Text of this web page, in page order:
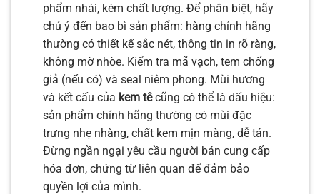
phẩm nhái, kém chất lượng. Để phân biệt, hãy
chú ý đến bao bì sản phẩm: hàng chính hãng
thường có thiết kế sắc nét, thông tin in rõ ràng,
không mờ nhòe. Kiểm tra mã vạch, tem chống
giả (nếu có) và seal niêm phong. Mùi hương
và kết cấu của kem têcũng có thể là dấu hiệu:
sản phẩm chính hãng thường có mùi đặc
trưng nhẹ nhàng, chất kem mịn màng, dễ tán.
Đừng ngần ngại yêu cầu người bán cung cấp
hóa đơn, chứng từ liên quan để đảm bảo
quyền lợi của mình.